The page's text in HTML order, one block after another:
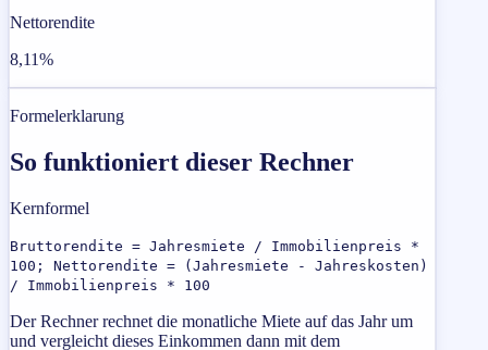
Nettorendite
8,11%
Formelerklarung
So funktioniert dieser Rechner
Kernformel
Bruttorendite = Jahresmiete / Immobilienpreis *
100; Nettorendite = (Jahresmiete - Jahreskosten)
/ Immobilienpreis * 100
Der Rechner rechnet die monatliche Miete auf das Jahr um
und vergleicht dieses Einkommen dann mit dem